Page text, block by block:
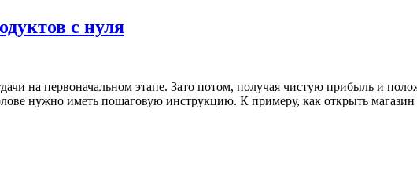
с нуля
на первоначальном этапе. Зато потом, получая чистую прибыль и
нужно иметь пошаговую инструкцию. К примеру, как открыть магазин